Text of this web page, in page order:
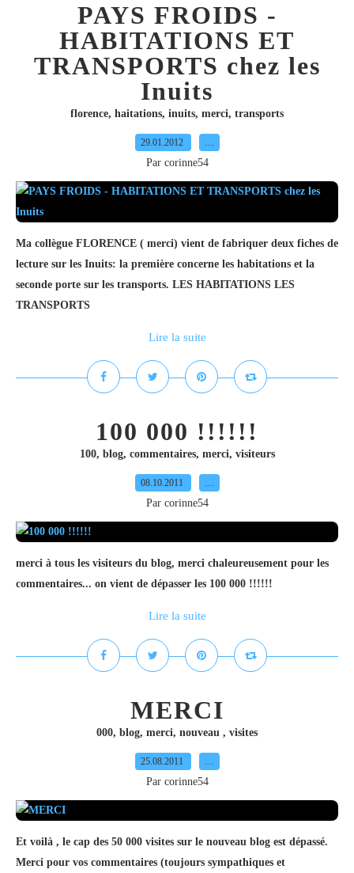
PAYS FROIDS -
HABITATIONS ET
TRANSPORTS chez les
Inuits
florence, haitations, inuits, merci, transports
29.01.2012 …
Par corinne54
Ma collègue FLORENCE ( merci) vient de fabriquer deux fiches de
lecture sur les Inuits: la première concerne les habitations et la
seconde porte sur les transports. LES HABITATIONS LES
TRANSPORTS
Lire la suite
100 000 !!!!!!
100, blog, commentaires, merci, visiteurs
08.10.2011 …
Par corinne54
merci à tous les visiteurs du blog, merci chaleureusement pour les
commentaires... on vient de dépasser les 100 000 !!!!!!
Lire la suite
MERCI
000, blog, merci, nouveau , visites
25.08.2011 …
Par corinne54
Et voilà , le cap des 50 000 visites sur le nouveau blog est dépassé.
Merci pour vos commentaires (toujours sympathiques et